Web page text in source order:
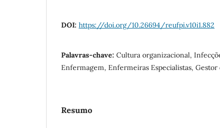
DOI: https://doi.org/10.26694/reufpi.v10i1.882
Palavras-chave: Cultura organizacional,
Enfermagem, Enfermeiras Especialistas, Gestor
Resumo